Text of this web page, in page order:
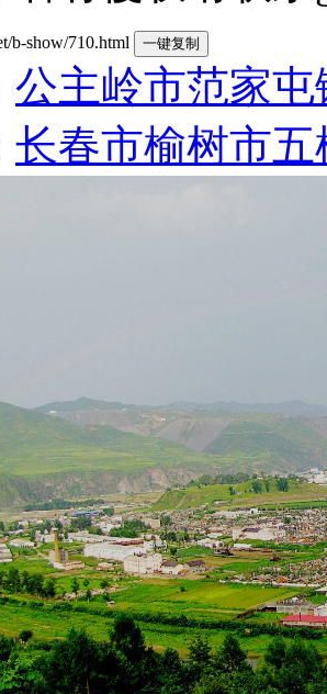
b-show/710.html 一键复制
公主岭市范家屯
长春市榆树市五